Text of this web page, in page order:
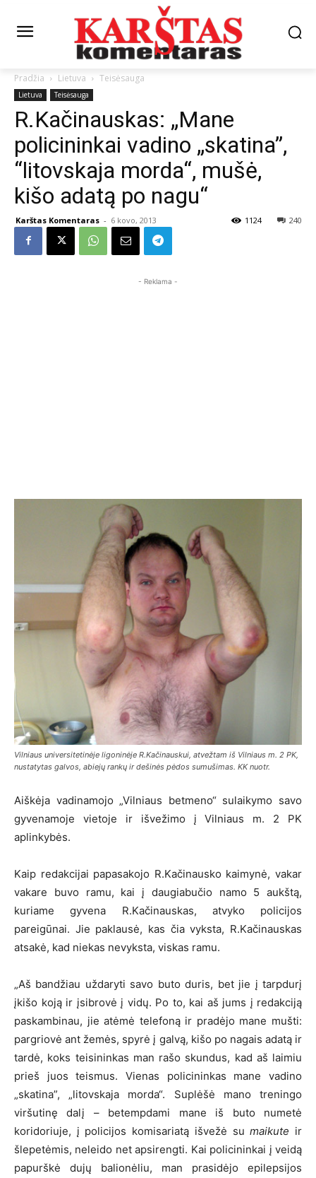
Pradžia Lietuva Teisėsauga
Lietuva Teisėsauga
R.Kačinauskas: „Mane
policininkai vadino „skatina”,
“litovskaja morda“, mušė,
kišo adatą po nagu“
Karštas Komentaras - 6 kovo, 2013 240
1124
- Reklama -
Vilniaus universitetinėje ligoninėje R.Kačinauskui, atvežtam iš Vilniaus m. 2 PK,
nustatytas galvos, abiejų rankų ir dešinės pėdos sumušimas. KK nuotr.
Aiškėja vadinamojo „Vilniaus betmeno“ sulaikymo savo
gyvenamoje vietoje ir išvežimo į Vilniaus m. 2 PK
aplinkybės.
Kaip redakcijai papasakojo R.Kačinausko kaimynė, vakar
vakare buvo ramu, kai į daugiabučio namo 5 aukštą,
kuriame gyvena R.Kačinauskas, atvyko policijos
pareigūnai. Jie paklausė, kas čia vyksta, R.Kačinauskas
atsakė, kad niekas nevyksta, viskas ramu.
„Aš bandžiau uždaryti savo buto duris, bet jie į tarpdurį
įkišo koją ir įsibrovė į vidų. Po to, kai aš jums į redakciją
paskambinau, jie atėmė telefoną ir pradėjo mane mušti:
pargriovė ant žemės, spyrė į galvą, kišo po nagais adatą ir
tardė, koks teisininkas man rašo skundus, kad aš laimiu
prieš juos teismus. Vienas policininkas mane vadino
„skatina”, „litovskaja morda“. Suplėšė mano treningo
viršutinę dalį – betempdami mane iš buto numetė
koridoriuje, į policijos komisariatą išvežė sumaikute ir
šlepetėmis, neleido net apsirengti. Kai policininkai į veidą
papurškė dujų balionėliu, man prasidėjo epilepsijos